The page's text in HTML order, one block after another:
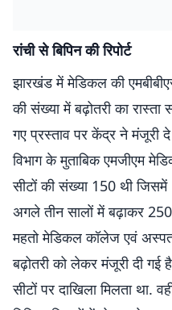
रांची से बिपिन की रिपोर्ट
झारखंड में मेडिकल की
की संख्या में बढ़ोतरी का
गए प्रस्ताव पर केंद्र ने मंजूरी दे
विभाग के मुताबिक एमजीएम
सीटों की संख्या 150 थी
अगले तीन सालों में बढ़ाकर 250
महतो मेडिकल कॉलेज एवं
बढ़ोतरी को लेकर मंजूरी दी
सीटों पर दाखिला मिलता था.